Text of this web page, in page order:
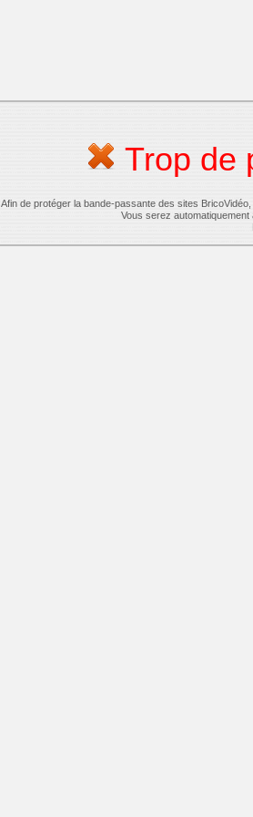
Trop de
Afin de protéger la bande-passante des sites
Vous serez